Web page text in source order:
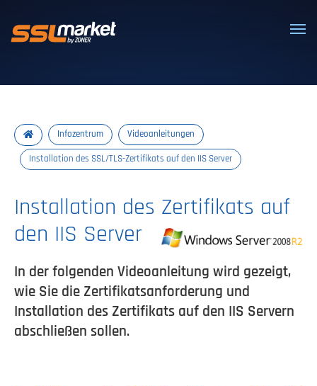
Vertrauenswürdige SSL/TLS-
Infozentrum Videoanleitungen
Installation des SSL/TLS-Zertifikats auf den IIS Server
Installation des Zertifikats auf
den IIS Server
In der folgenden Videoanleitung wird gezeigt,
wie Sie die Zertifikatsanforderung und
Installation des Zertifikats auf den IIS Servern
abschließen sollen.